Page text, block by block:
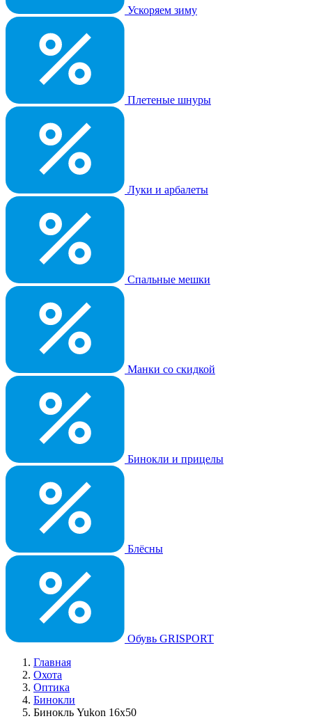
Ускоряем зиму
Плетеные шнуры
Луки и арбалеты
Спальные мешки
Манки со скидкой
Бинокли и прицелы
Блёсны
Обувь GRISPORT
Главная
Охота
Оптика
Бинокли
Бинокль Yukon 16x50